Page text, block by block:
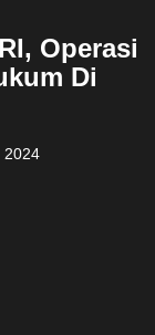
Operasi
Di
2024